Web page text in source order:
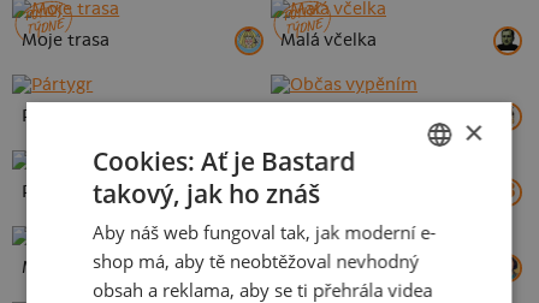
POTISK
TÝDNE
Moje trasa
POTISK
TÝDNE
Malá včelka
Pártygr
Pivián Beer effect
My DNA Pijáda
SLOVAK
×
Cookies: Ať je Bastard
takový, jak ho znáš
Aby náš web fungoval tak, jak moderní e-
shop má, aby tě neobtěžoval nevhodný
obsah a reklama, aby se ti přehrála videa